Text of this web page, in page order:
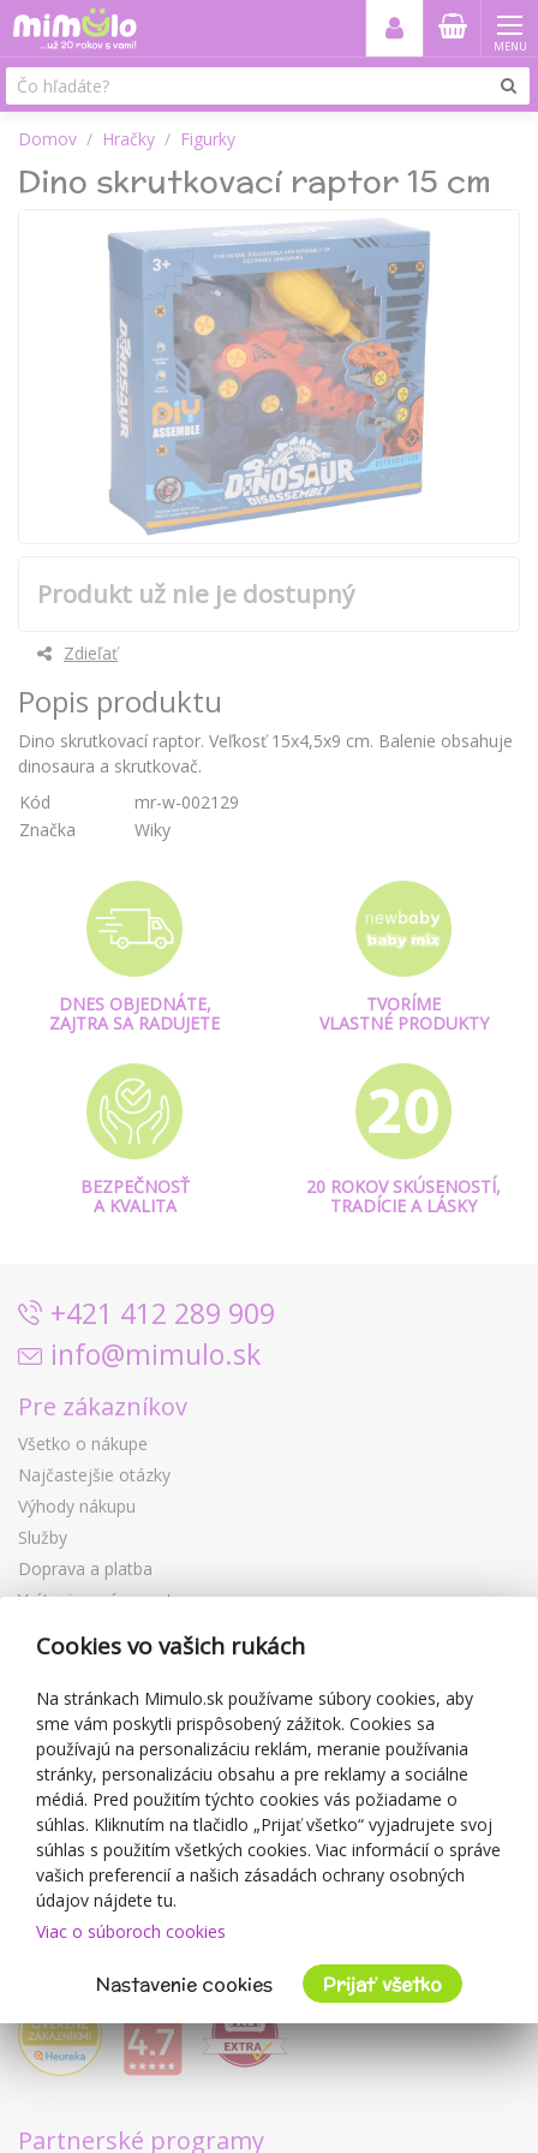
MENU
Domov Hračky Figurky
Dino skrutkovací raptor 15 cm
Produkt už nie je dostupný
Zdieľať
Popis produktu
Dino skrutkovací raptor. Veľkosť 15x4,5x9 cm. Balenie obsahuje
dinosaura a skrutkovač.
Kód
mr-w-002129
Značka
Wiky
DNES OBJEDNÁTE,
ZAJTRA SA RADUJETE
TVORÍME
VLASTNÉ PRODUKTY
BEZPEČNOSŤ
A KVALITA
20 ROKOV SKÚSENOSTÍ,
TRADÍCIE A LÁSKY
+421 412 289 909
info@mimulo.sk
Pre zákazníkov
Všetko o nákupe
Najčastejšie otázky
Výhody nákupu
Služby
Doprava a platba
Vrátenie a výmena tovaru
Darčekové poukážky
Zľavové kupóny
Blog
O predajcovi
Mimulo.sk
Obchodné podmienky
Ochrana osobných údajov GDPR
Kontakty
Spolupracujeme
Partnerské programy
Cookies vo vašich rukách
Na stránkach Mimulo.sk používame súbory cookies, aby
sme vám poskytli prispôsobený zážitok. Cookies sa
používajú na personalizáciu reklám, meranie používania
stránky, personalizáciu obsahu a pre reklamy a sociálne
médiá. Pred použitím týchto cookies vás požiadame o
súhlas. Kliknutím na tlačidlo „Prijať všetko“ vyjadrujete svoj
súhlas s použitím všetkých cookies. Viac informácií o správe
vašich preferencií a našich zásadách ochrany osobných
údajov nájdete tu.
Viac o súboroch cookies
Nastavenie cookies Prijať všetko